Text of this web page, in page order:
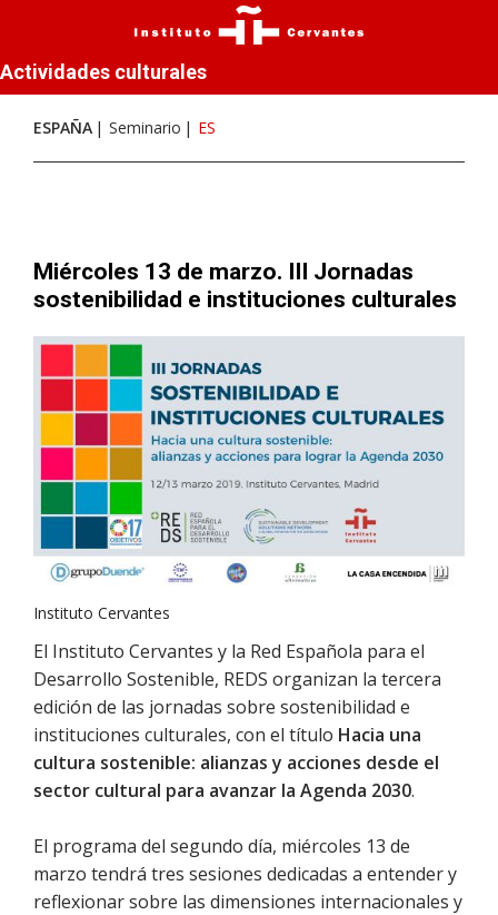
Actividades culturales
ESPAÑA Seminario ES
Miércoles 13 de marzo. III Jornadas
sostenibilidad e instituciones culturales
Instituto Cervantes
El Instituto Cervantes y la Red Española para el
Desarrollo Sostenible, REDS organizan la tercera
edición de las jornadas sobre sostenibilidad e
instituciones culturales, con el título Hacia una
cultura sostenible: alianzas y acciones desde el
sector cultural para avanzar la Agenda 2030.
El programa del segundo día, miércoles 13 de
marzo tendrá tres sesiones dedicadas a entender y
reflexionar sobre las dimensiones internacionales y